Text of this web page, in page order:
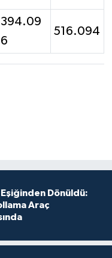
394.09
6
516.094
Eşiğinden Dönüldü:
Araç